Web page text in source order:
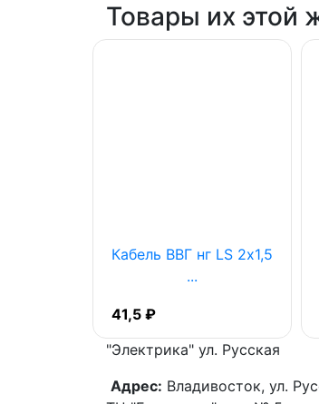
Товары их этой
Кабель ВВГ нг LS 2х1,5
...
41,5 ₽
"Электрика" ул. Русская
Адрес: Владивосток, ул.